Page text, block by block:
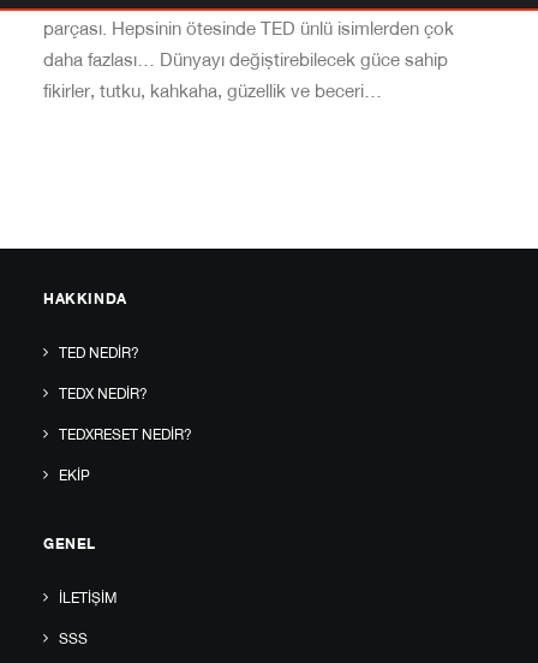
parçası. Hepsinin ötesinde TED ünlü isimlerden çok
daha fazlası… Dünyayı değiştirebilecek güce sahip
fikirler, tutku, kahkaha, güzellik ve beceri…
HAKKINDA
TED NEDIR?
TEDX NEDIR?
TEDXRESET NEDIR?
EKIP
GENEL
İLETIŞIM
SSS